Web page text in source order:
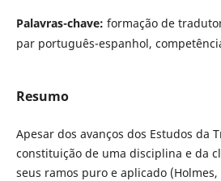
Palavras-chave: formação de
par português-espanhol,
Resumo
Apesar dos avanços dos Estudos da
constituição de uma disciplina e da
seus ramos puro e aplicado